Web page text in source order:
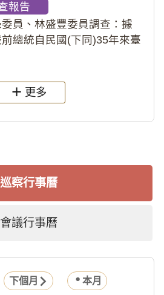
等情案調查報告。(115教調
報告
員、林盛豐委員調查：據
總統自民國(下同)35年來臺
，總統府於89年間函請其家屬
住
更多
巡察行事曆
會議行事曆
下個月 本月